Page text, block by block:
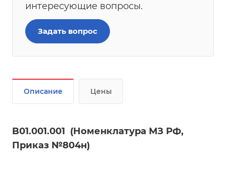
интересующие вопросы.
Задать вопрос
Описание Цены
B01.001.001 (Номенклатура МЗ РФ,
Приказ №804н)